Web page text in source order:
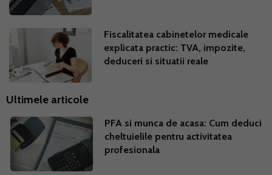
Fiscalitatea cabinetelor medicale
explicata practic: TVA, impozite,
deduceri si situatii reale
Ultimele articole
PFA si munca de acasa: Cum deduci
cheltuielile pentru activitatea
profesionala